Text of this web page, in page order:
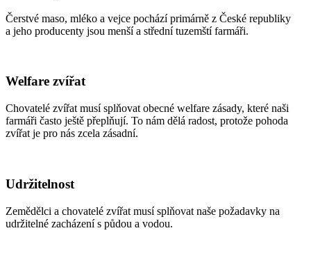
Čerstvé maso, mléko a vejce pochází primárně z České republiky
a jeho producenty jsou menší a střední tuzemští farmáři.
Welfare zvířat
Chovatelé zvířat musí splňovat obecné welfare zásady, které naši
farmáři často ještě přeplňují. To nám dělá radost, protože pohoda
zvířat je pro nás zcela zásadní.
Udržitelnost
Zemědělci a chovatelé zvířat musí splňovat naše požadavky na
udržitelné zacházení s půdou a vodou.